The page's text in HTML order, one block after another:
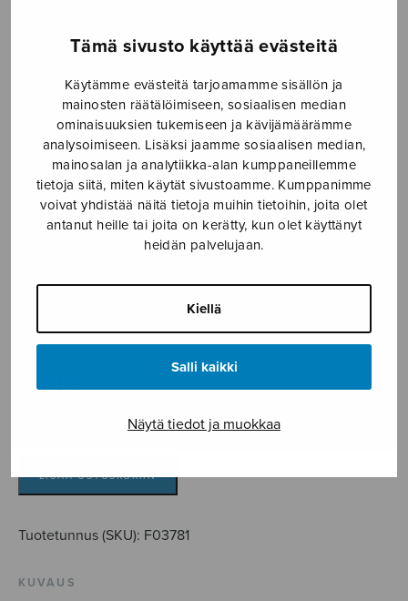
Tämä sivusto käyttää evästeitä
Käytämme evästeitä tarjoamamme sisällön ja
mainosten räätälöimiseen, sosiaalisen median
ominaisuuksien tukemiseen ja kävijämäärämme
analysoimiseen. Lisäksi jaamme sosiaalisen median,
mainosalan ja analytiikka-alan kumppaneillemme
tietoja siitä, miten käytät sivustoamme. Kumppanimme
voivat yhdistää näitä tietoja muihin tietoihin, joita olet
antanut heille tai joita on kerätty, kun olet käyttänyt
heidän palvelujaan.
Kiellä
Salli kaikki
Näytä tiedot ja muokkaa
Fordell Erik
2,74€
LISÄÄ OSTOSKORIIN
Tuotetunnus (SKU): F03781
KUVAUS